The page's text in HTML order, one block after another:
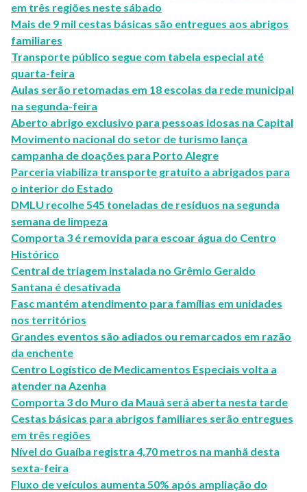
em três regiões neste sábado
Mais de 9 mil cestas básicas são entregues aos abrigos
familiares
Transporte público segue com tabela especial até
quarta-feira
Aulas serão retomadas em 18 escolas da rede municipal
na segunda-feira
Aberto abrigo exclusivo para pessoas idosas na Capital
Movimento nacional do setor de turismo lança
campanha de doações para Porto Alegre
Parceria viabiliza transporte gratuito a abrigados para
o interior do Estado
DMLU recolhe 545 toneladas de resíduos na segunda
semana de limpeza
Comporta 3 é removida para escoar água do Centro
Histórico
Central de triagem instalada no Grêmio Geraldo
Santana é desativada
Fasc mantém atendimento para famílias em unidades
nos territórios
Grandes eventos são adiados ou remarcados em razão
da enchente
Centro Logístico de Medicamentos Especiais volta a
atender na Azenha
Comporta 3 do Muro da Mauá será aberta nesta tarde
Cestas básicas para abrigos familiares serão entregues
em três regiões
Nível do Guaíba registra 4,70 metros na manhã desta
sexta-feira
Fluxo de veículos aumenta 50% após ampliação do